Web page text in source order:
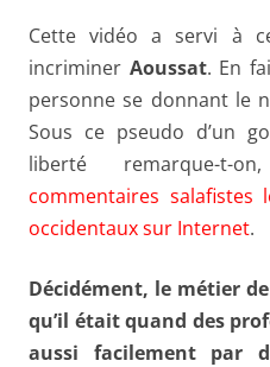
Cette vidéo a servi à
incriminer Aoussat. En
personne se donnant le
Sous ce pseudo d’un
liberté remarque-t-
commentaires
occidentaux sur Internet.
Décidément, le métier
qu’il était quand des
aussi facilement par